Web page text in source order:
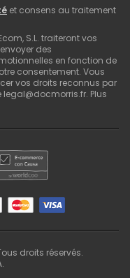
et consens au traitement
S.L. traiteront vos
des
en fonction de
consentement. Vous
vos droits reconnus par
Plus
droits réservés.